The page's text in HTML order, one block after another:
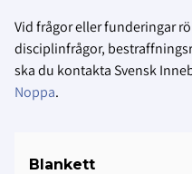
Vid frågor eller funderingar
disciplinfrågor,
ska du kontakta Svensk
Noppa.
Blankett